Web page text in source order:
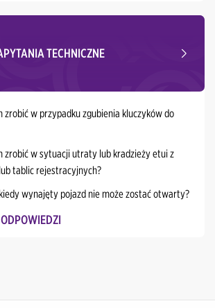
TECHNICZNE
zrobić w przypadku zgubienia kluczyków do
zrobić w sytuacji utraty lub kradzieży etui z
tablic rejestracyjnych?
wynajęty pojazd nie może zostać otwarty?